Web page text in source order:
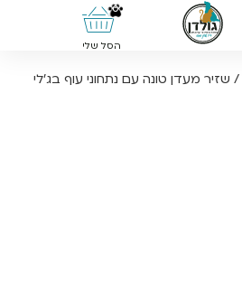
0
הסל שלי
/ שזיר מעדן טונה עם נתחוני עוף בג’לי